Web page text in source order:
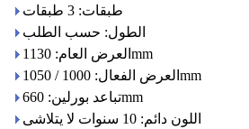
طبقات: 3 طبقات
الطول: حسب الطلب
العرض العام: 1130mm
العرض الفعال: 1000 / 1050mm
تباعد بورلين: 660mm
اللون دائم: 10 سنوات لا يتلاشى